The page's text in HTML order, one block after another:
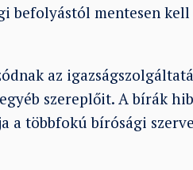
befolyástól mentesen
az
szereplőit. A bírák
a többfokú bírósági